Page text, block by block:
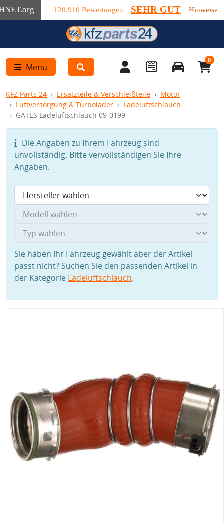
.org 120.910 Bewertungen SEHR GUT Hinweise
Menü
0
KFZ Parts 24 Ersatzteile & Verschleißteile
Motor
Luftversorgung & Turbolader
Ladeluftschlauch
GATES Ladeluftschlauch 09-0199
Die Angaben zu Ihrem Fahrzeug sind
unvollständig. Bitte vervollständigen Sie Ihre
Angaben.
Sie haben Ihr Fahrzeug gewählt aber der Artikel
passt nicht? Suchen Sie den passenden Artikel in
der Kategorie Ladeluftschlauch.